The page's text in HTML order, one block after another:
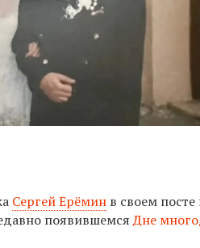
Сергей Ерёмин в своем посте
появившемсяДне